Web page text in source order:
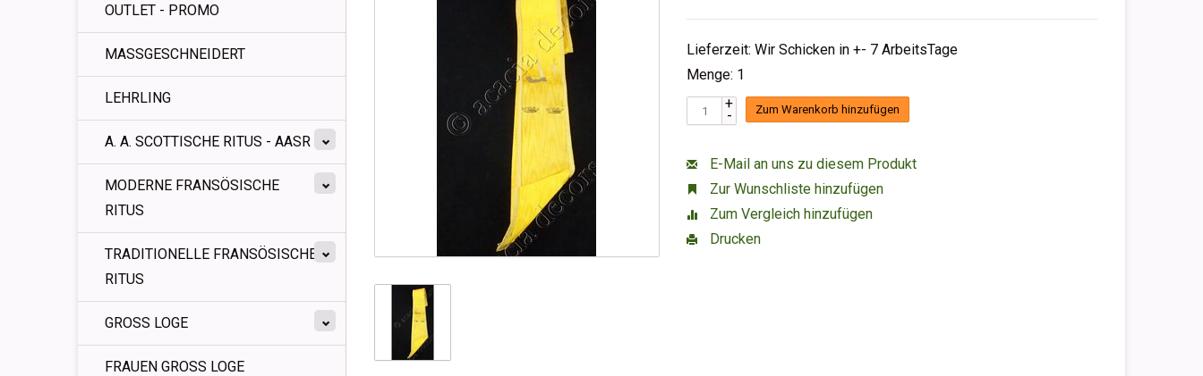
OUTLET - PROMO
MASSGESCHNEIDERT
LEHRLING
A. A. SCOTTISCHE RITUS - AASR
MODERNE FRANSÖSISCHE
RITUS
TRADITIONELLE FRANSÖSISCHE
RITUS
GROSS LOGE
FRAUEN GROSS LOGE
Lieferzeit: Wir Schicken in +- 7 ArbeitsTage
Menge: 1
+
- Zum Warenkorb hinzufügen
E-Mail an uns zu diesem Produkt
Zur Wunschliste hinzufügen
Zum Vergleich hinzufügen
Drucken